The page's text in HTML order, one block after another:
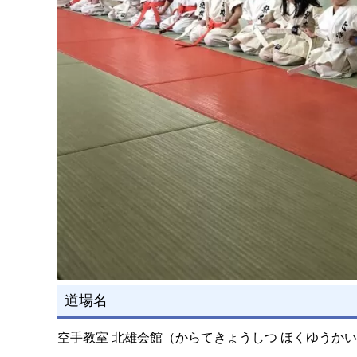
道場名
空手教室 北雄会館（からてきょうしつ ほくゆうか